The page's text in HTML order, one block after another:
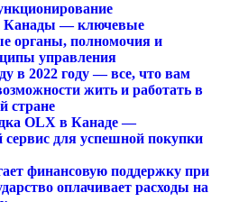
Канады — ключевые
органы, полномочия и
управления
в 2022 году — все, что вам
жить и работать в
стране
OLX в Канаде —
сервис для успешной покупки
финансовую поддержку при
оплачивает расходы на